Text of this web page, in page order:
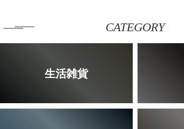
CATEGORY
生活雑貨